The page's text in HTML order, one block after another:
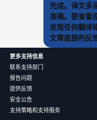
完成。译文多
准确。要查看
发现任何翻译
文章底部的反
更多支持信息
联系支持部门
报告问题
提供反馈
安全公告
支持策略和支持服务